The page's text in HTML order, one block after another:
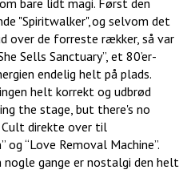
"Spiritwalker", og selvom det
over de forreste rækker, så var
Sells Sanctuary”, et 80’er-
endelig helt på plads.
helt korrekt og udbrød
the stage, but there's no
Cult direkte over til
og “Love Removal Machine”.
nogle gange er nostalgi den helt